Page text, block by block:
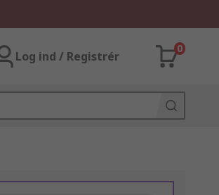
Log ind / Registrér
0